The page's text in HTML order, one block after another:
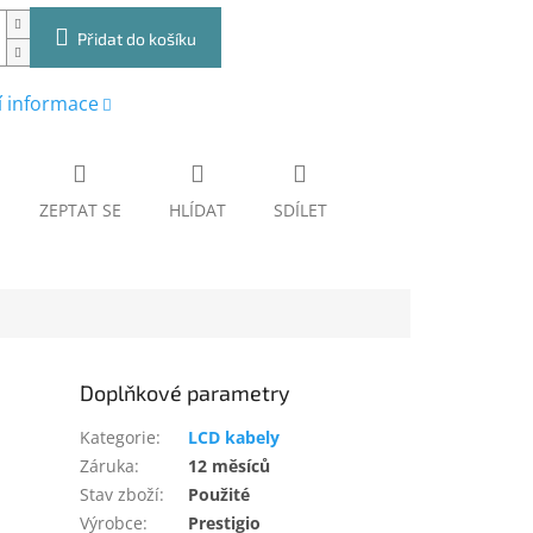
Přidat do košíku
informace
ZEPTAT SE HLÍDAT SDÍLET
Doplňkové parametry
Kategorie:
LCD kabely
Záruka:
12 měsíců
Stav zboží:
Použité
Výrobce: Prestigio